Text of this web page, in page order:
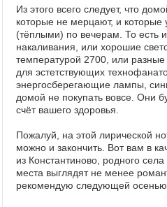
Из этого всего следует, что
которые не мерцают, и которые
(тёплыми) по вечерам. То есть
накаливания, или хорошие
температурой 2700, или
для эстетствующих
энергосберегающие лампы,
домой не покупать вовсе. Они
счёт вашего здоровья.
Пожалуй, на этой лирической
можно и закончить. Вот вам в
из Константиново, родного
места выглядят не менее
рекомендую следующей осенью